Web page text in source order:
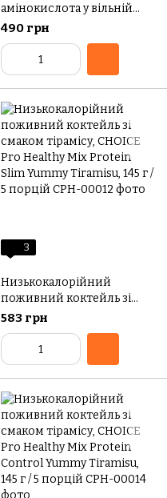
амінокислота у вільній
формі, 100 г (3,53 унції)
490 грн
3
Низькокалорійний
поживний коктейль зі
смаком тірамісу, CHOICE
Pro Healthy Mix Protein
Slim Yummy Tiramisu, 145 г /
5 порцій
583 грн